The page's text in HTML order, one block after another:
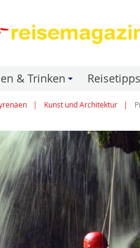
& Trinken Reisetipps
Kunst und Architektur